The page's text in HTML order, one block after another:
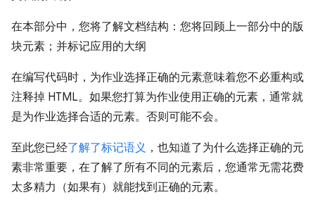
在本部分中，您将了解文档结构：您将回顾上一部分中的版
块元素；并标记应用的大纲
在编写代码时，为作业选择正确的元素意味着您不必重构或
注释掉 HTML。如果您打算为作业使用正确的元素，通常就
是为作业选择合适的元素。否则可能不会。
至此您已经了解了标记语义 ，也知道了为什么选择正确的元
素非常重要，在了解了所有不同的元素后，您通常无需花费
太多精力（如果有）就能找到正确的元素。